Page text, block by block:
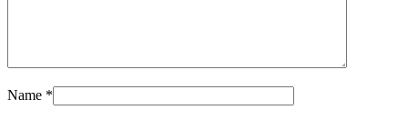
Name *